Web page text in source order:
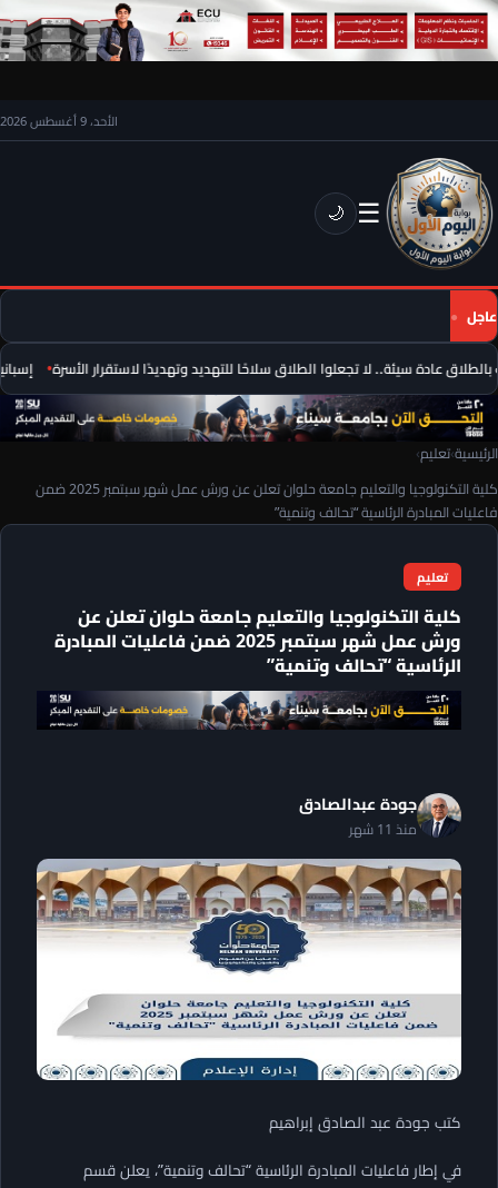
الأحد، 9 أغسطس 2026
☰
🌙
عاجل
عادة سيئة.. لا تجعلوا الطلاق سلاحًا للتهديد وتهديدًا لاستقرار الأسرة
الرئيسية›تعليم›
كلية التكنولوجيا والتعليم جامعة حلوان تعلن عن ورش عمل شهر سبتمبر 2025 ضمن
فاعليات المبادرة الرئاسية “تحالف وتنمية”
تعليم
كلية التكنولوجيا والتعليم جامعة حلوان تعلن عن
ورش عمل شهر سبتمبر 2025 ضمن فاعليات المبادرة
الرئاسية “تحالف وتنمية”
جودة عبدالصادق
منذ 11 شهر
كتب جودة عبد الصادق إبراهيم
في إطار فاعليات المبادرة الرئاسية “تحالف وتنمية”، يعلن قسم